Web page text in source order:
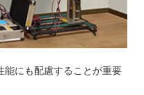
能にも配慮することが重要